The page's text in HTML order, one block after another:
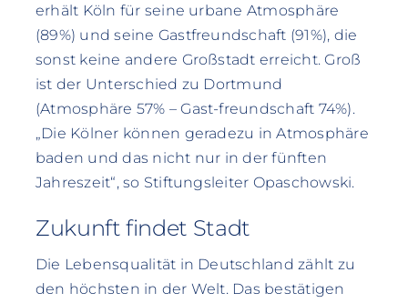
erhält Köln für seine urbane Atmosphäre
(89%) und seine Gastfreundschaft (91%), die
sonst keine andere Großstadt erreicht. Groß
ist der Unterschied zu Dortmund
(Atmosphäre 57% – Gast-freundschaft 74%).
„Die Kölner können geradezu in Atmosphäre
baden und das nicht nur in der fünften
Jahreszeit“, so Stiftungsleiter Opaschowski.
Zukunft findet Stadt
Die Lebensqualität in Deutschland zählt zu
den höchsten in der Welt. Das bestätigen